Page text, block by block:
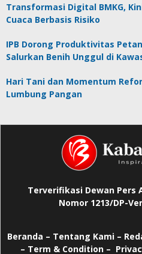
Transformasi Digital BMKG,
Cuaca Berbasis Risiko
IPB Dorong Produktivitas
Salurkan Benih Unggul di
Hari Tani dan Momentum
Lumbung Pangan
Terverifikasi Dewan
Nomor 1213/DP-
Beranda – Tentang Kami –
– Term & Condition –